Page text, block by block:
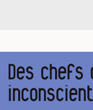
Des chefs